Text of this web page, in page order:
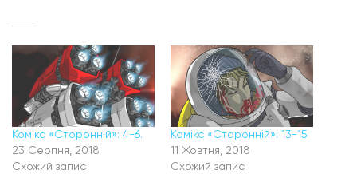
Комікс «Сторонній»: 4-6.
23 Серпня, 2018
Схожий запис
Комікс «Сторонній»: 13-15
11 Жовтня, 2018
Схожий запис